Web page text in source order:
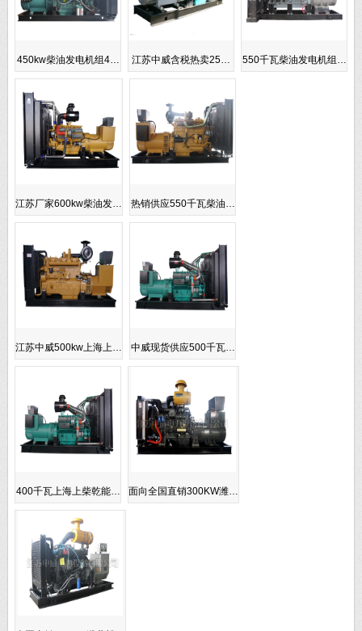
450kw柴油发电机组4… 江苏中威含税热卖25… 550千瓦柴油发电机组…
江苏厂家600kw柴油发… 热销供应550千瓦柴油…
江苏中威500kw上海上… 中威现货供应500千瓦…
400千瓦上海上柴乾能… 面向全国直销300KW潍…